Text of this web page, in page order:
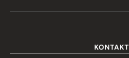
KONTAKT